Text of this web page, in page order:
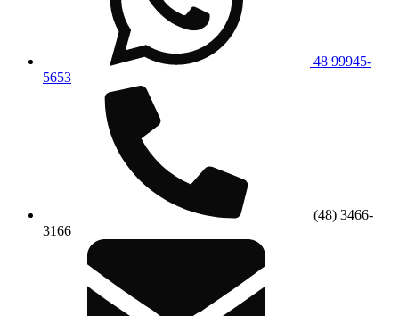
48 99945-
5653
(48) 3466-
3166